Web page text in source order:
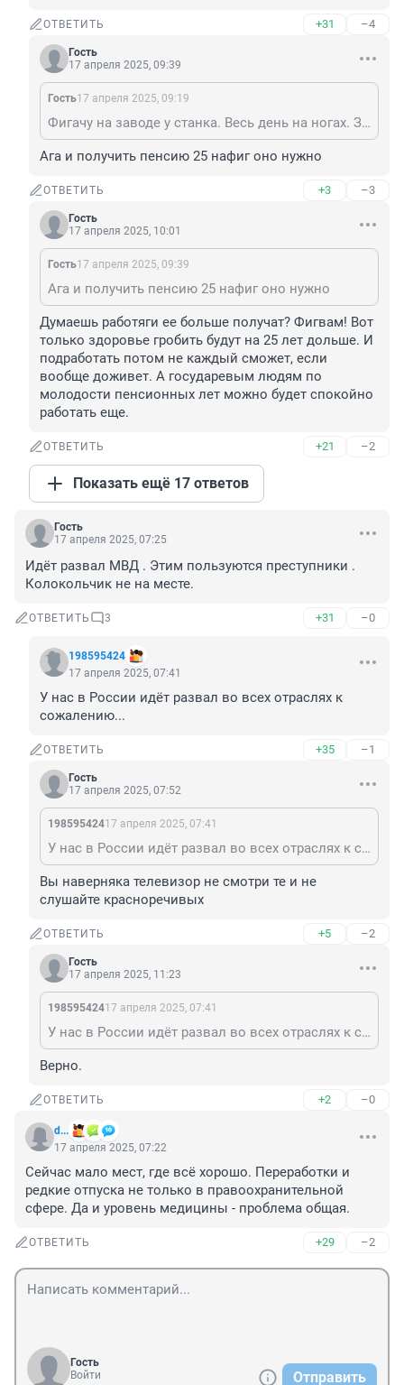
ОТВЕТИТЬ +31 –4
Гость
17 апреля 2025, 09:39
Гость17 апреля 2025, 09:19
Фигачу на заводе у станка. Весь день на ногах. Зарплата неахти. Хата в ипотеке. В чем разница? А в том, что на пенсию пойду в 65, а не в 40! Вот за это они там и работают. И не надо стонать и жаловаться! За такой бонус можно и потерпеть!
Ага и получить пенсию 25 нафиг оно нужно
ОТВЕТИТЬ +3 –3
Гость
17 апреля 2025, 10:01
Гость17 апреля 2025, 09:39
Ага и получить пенсию 25 нафиг оно нужно
Думаешь работяги ее больше получат? Фигвам! Вот
только здоровье гробить будут на 25 лет дольше. И
подработать потом не каждый сможет, если
вообще доживет. А государевым людям по
молодости пенсионных лет можно будет спокойно
работать еще.
ОТВЕТИТЬ +21 –2
Показать ещё 17 ответов
Гость
17 апреля 2025, 07:25
Идёт развал МВД . Этим пользуются преступники .
Колокольчик не на месте.
ОТВЕТИТЬ 3 +31 –0
198595424
17 апреля 2025, 07:41
У нас в России идёт развал во всех отраслях к
сожалению...
ОТВЕТИТЬ +35 –1
Гость
17 апреля 2025, 07:52
19859542417 апреля 2025, 07:41
У нас в России идёт развал во всех отраслях к сожалению...
Вы наверняка телевизор не смотри те и не
слушайте красноречивых
ОТВЕТИТЬ +5 –2
Гость
17 апреля 2025, 11:23
19859542417 апреля 2025, 07:41
У нас в России идёт развал во всех отраслях к сожалению...
Верно.
ОТВЕТИТЬ +2 –0
d...
17 апреля 2025, 07:22
Сейчас мало мест, где всё хорошо. Переработки и
редкие отпуска не только в правоохранительной
сфере. Да и уровень медицины - проблема общая.
ОТВЕТИТЬ +29 –2
Гость
Войти
Отправить